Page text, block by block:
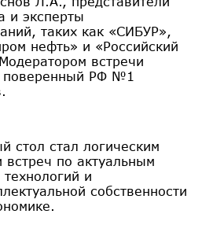
и эксперты
таких как «СИБУР»,
нефть» и «Российский
встречи
поверенный РФ №1
стол стал логическим
по актуальным
и
собственности